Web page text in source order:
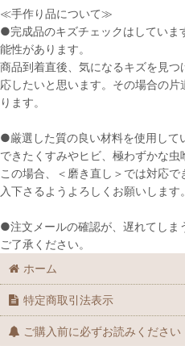
表示数
並び順
≪手作り品について≫
●完成品のキズチェックはしていま
能性があります。
商品到着直後、気になるキズを見
応したいと思います。その場合の
ります。
●厳選した質の良い材料を使用して
できたくすみやヒビ、極わずかな虫
この場合、＜磨き直し＞では対応
入下さるようよろしくお願いします。
●注文メールの確認が、遅れてしま
ご了承ください。
ホーム
特定商取引法表示
ご購入前に必ずお読みください